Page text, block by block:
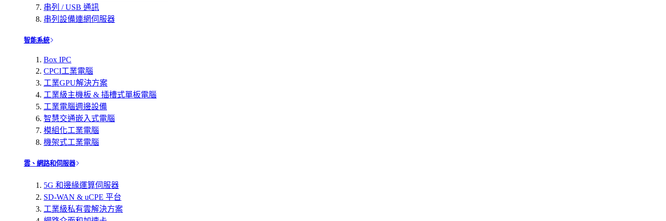
串列 / USB 通訊
串列設備連網伺服器
智能系統
Box IPC
CPCI工業電腦
工業GPU解決方案
工業級主機板 & 插槽式單板電腦
工業電腦週邊設備
智慧交通嵌入式電腦
模組化工業電腦
機架式工業電腦
雲、網路和伺服器
5G 和邊緣運算伺服器
SD-WAN & uCPE 平台
工業級私有雲解決方案